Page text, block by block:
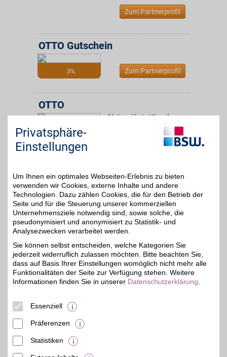
Zum Partnerprofil
3%
OTTO Gutschein
Zum Partnerprofil
bis zu 15€
OTTO
Ob bewährte Klassiker
oder brandneue Trends:
Als Deutschlands größter
Onlinehändler für Fashion
Multimedia & mehr!
Zum Partnerprofil
KLiNGEL
Im bekannten und
traditionsreichen
Versandhaus online aus
einer riesigen Vielfalt an
Mode, Schuhe, Schmuck,
Wohnartikel und
Privatsphäre-
Einstellungen
Um Ihnen ein optimales Webseiten-Erlebnis zu bieten
verwenden wir Cookies, externe Inhalte und andere
Technologien. Dazu zählen Cookies, die für den Betrieb der
Seite und für die Steuerung unserer kommerziellen
Unternehmensziele notwendig sind, sowie solche, die
pseudonymisiert und anonymisiert zu Statistik- und
Analysezwecken verarbeitet werden.
Sie können selbst entscheiden, welche Kategorien Sie
jederzeit widerruflich zulassen möchten. Bitte beachten Sie,
dass auf Basis Ihrer Einstellungen womöglich nicht mehr alle
Funktionalitäten der Seite zur Verfügung stehen. Weitere
Informationen finden Sie in unserer Datenschutzerklärung
Essenziell
Präferenzen
Statistiken